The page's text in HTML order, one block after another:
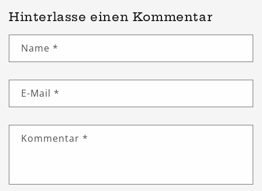
Hinterlasse einen Kommentar
Name *
E-Mail *
Kommentar *